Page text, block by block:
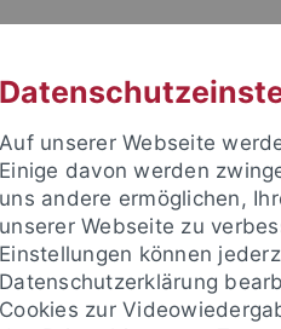
Auf unserer Webseite
Einige davon werden
uns andere ermöglichen,
unserer Webseite zu
Einstellungen können
Datenschutzerklärung
Cookies zur